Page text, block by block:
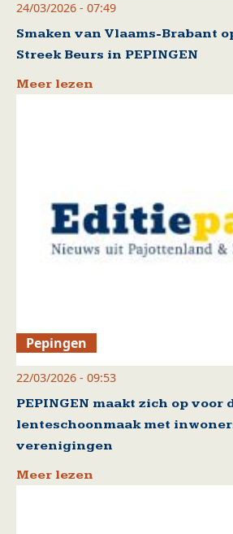
24/03/2026 - 07:49
Smaken van Vlaams-Brabant
Streek Beurs in PEPINGEN
Meer lezen
Pepingen
22/03/2026 - 09:53
PEPINGEN maakt zich op voor
lenteschoonmaak met
verenigingen
Meer lezen